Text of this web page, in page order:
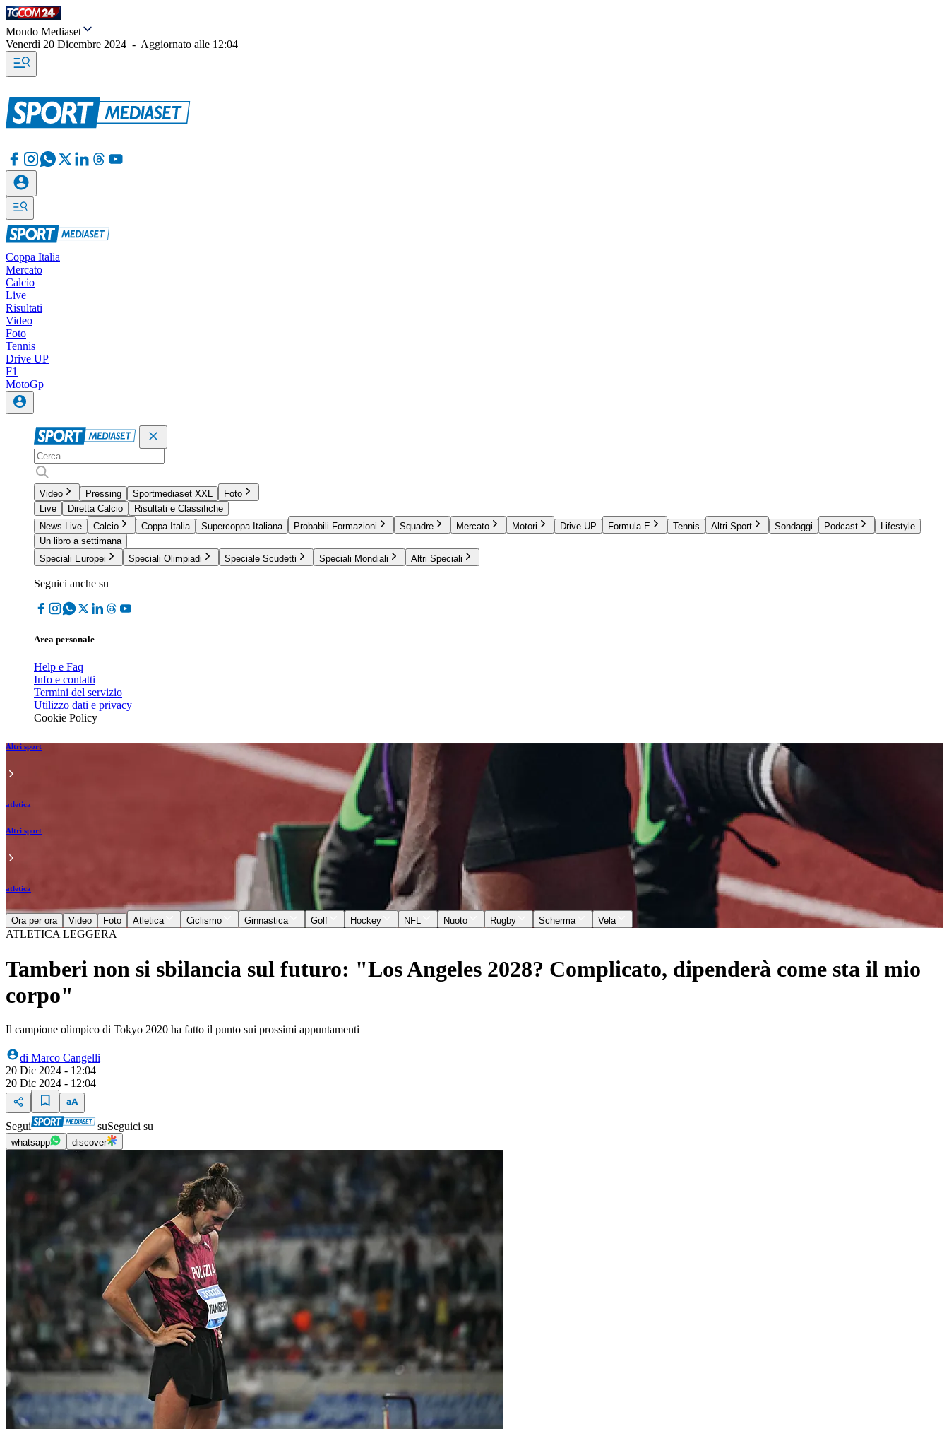
Mondo Mediaset
Venerdì 20 Dicembre 2024 - Aggiornato alle 12:04
Coppa Italia
Mercato
Calcio
Live
Risultati
Video
Foto
Tennis
Drive UP
F1
MotoGp
Video Pressing Sportmediaset XXL
Foto
Live
Diretta Calcio
Risultati e Classifiche
News Live
Calcio Coppa Italia Supercoppa Italiana Probabili Formazioni Squadre Mercato Motori Drive UP Formula E Tennis Altri Sport Sondaggi Podcast
Lifestyle
Un libro a settimana
Speciali Europei
Speciali Olimpiadi Speciale Scudetti Speciali Mondiali Altri Speciali
Seguici anche su
Area personale
Help e Faq
Info e contatti
Termini del servizio
Utilizzo dati e privacy
Cookie Policy
Altri sport
atletica
Altri sport
atletica
Ora per ora Video Foto Atletica Ciclismo Ginnastica Golf Hockey NFL Nuoto Rugby Scherma Vela
ATLETICA LEGGERA
Tamberi non si sbilancia sul futuro: "Los Angeles 2028? Complicato, dipenderà come sta il mio
corpo"
Il campione olimpico di Tokyo 2020 ha fatto il punto sui prossimi appuntamenti
di Marco Cangelli
20 Dic 2024 - 12:04
20 Dic 2024 - 12:04
Segui suSeguici su
whatsapp discover